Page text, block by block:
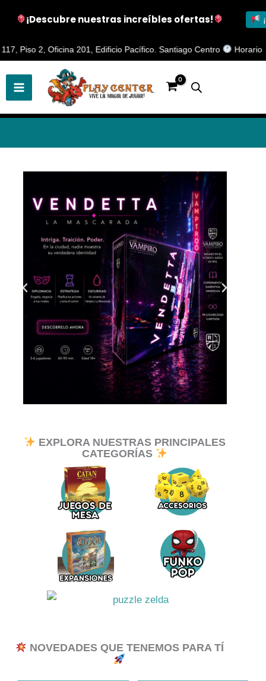
2, Oficina 201, Edificio Pacífico. Santiago Centro Horario de
Ir
al
contenido
EXPLORA NUESTRAS PRINCIPALES
CATEGORÍAS
NOVEDADES QUE TENEMOS PARA TÍ
¡Descubre nuestras increíbles ofertas!